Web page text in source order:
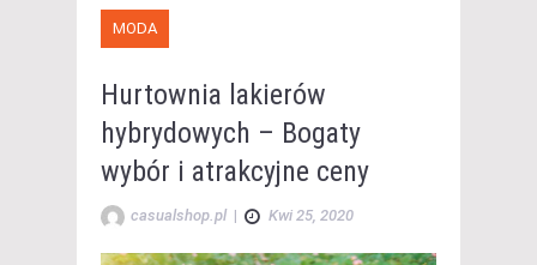
MODA
Hurtownia lakierów
hybrydowych – Bogaty
wybór i atrakcyjne ceny
casualshop.pl | Kwi 25, 2020